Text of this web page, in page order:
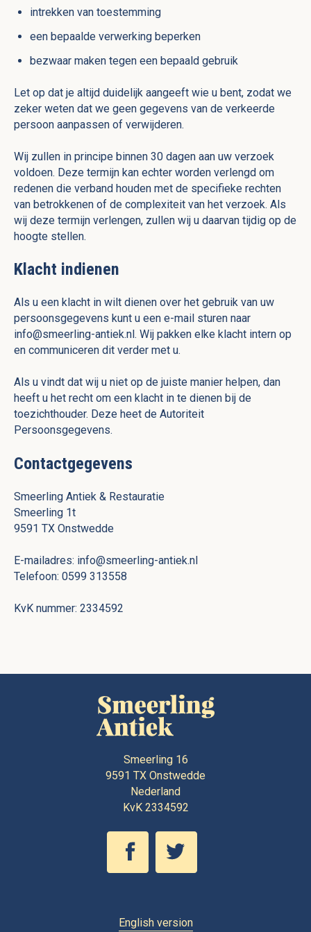
intrekken van toestemming
een bepaalde verwerking beperken
bezwaar maken tegen een bepaald gebruik
Let op dat je altijd duidelijk aangeeft wie u bent, zodat we
zeker weten dat we geen gegevens van de verkeerde
persoon aanpassen of verwijderen.
Wij zullen in principe binnen 30 dagen aan uw verzoek
voldoen. Deze termijn kan echter worden verlengd om
redenen die verband houden met de specifieke rechten
van betrokkenen of de complexiteit van het verzoek. Als
wij deze termijn verlengen, zullen wij u daarvan tijdig op de
hoogte stellen.
Klacht indienen
Als u een klacht in wilt dienen over het gebruik van uw
persoonsgegevens kunt u een e-mail sturen naar
info@smeerling-antiek.nl. Wij pakken elke klacht intern op
en communiceren dit verder met u.
Als u vindt dat wij u niet op de juiste manier helpen, dan
heeft u het recht om een klacht in te dienen bij de
toezichthouder. Deze heet de Autoriteit
Persoonsgegevens.
Contactgegevens
Smeerling Antiek & Restauratie
Smeerling 1t
9591 TX Onstwedde
E-mailadres: info@smeerling-antiek.nl
Telefoon: 0599 313558
KvK nummer: 2334592
Smeerling 16
9591 TX Onstwedde
Nederland
KvK 2334592
English version